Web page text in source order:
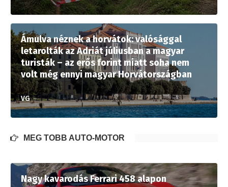
Ámulva néznek a horvátok: valósággal
letarolták az Adriát júliusban a magyar
turisták – az erős forint miatt soha nem
volt még ennyi magyar Horvátországban
VG
MÉG TÖBB AUTÓ-MOTOR
Nagy kavarodás Ferrari 458 alapon